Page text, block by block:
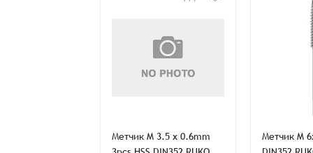
Наименование
Метчик M 3.5 x 0.6mm
Метчик M